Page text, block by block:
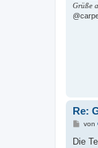
Grüße
Re:
B
i
von
Die